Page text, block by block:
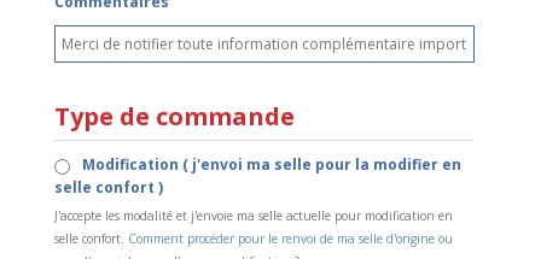
Type de commande
Modification ( j'envoi ma selle pour la modifier en
selle confort )
J'accepte les modalité et j'envoie ma selle actuelle pour modification en
selle confort. Comment procéder pour le renvoi de ma selle d'origine ou